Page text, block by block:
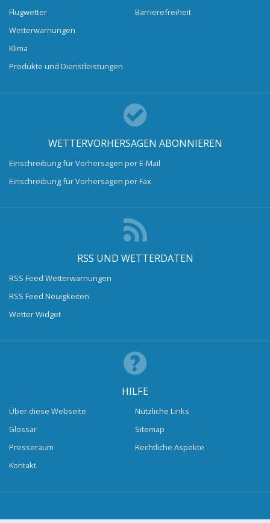
Flugwetter
Wetterwarnungen
Klima
Produkte und Dienstleistungen
Barrierefreiheit
WETTERVORHERSAGEN ABONNIEREN
Einschreibung für Vorhersagen per E-Mail
Einschreibung für Vorhersagen per Fax
RSS UND WETTERDATEN
RSS Feed Wetterwarnungen
RSS Feed Neuigkeiten
Wetter Widget
HILFE
Über diese Webseite
Glossar
Presseraum
Kontakt
Nützliche Links
Sitemap
Rechtliche Aspekte